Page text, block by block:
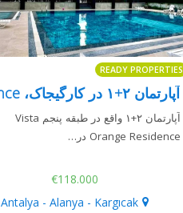
READY PROPERTIES
آپارتمان ۲+۱ واقع در طبقه پنجم Vista
Orange Residence در…
€118.000
Antalya - Alanya - Kargıcak